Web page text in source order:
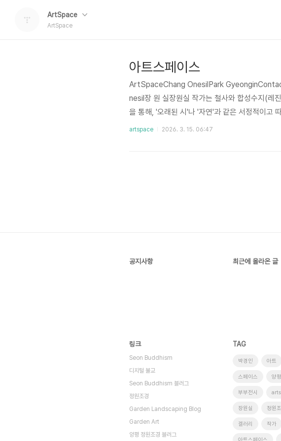
ArtSpace
ArtSpace
아트스페이스
ArtSpaceChang OnesilPark
nesil장 원 실장원실 작가는 철사와 합성수지(레
을 통해, '오래된 시'나 '자연'과 같은 서정적이고
이 "물질적인 재료로 빚어낸 시적인 침묵"이라
artspace 2026. 3. 15. 06:47
공지사항 최근에 올라온 글
링크
Seon Buddhism
디지털 불교
Seon Buddhism 블러그
정원조경
Garden Landscaping Blog
Garden Art
양평 정원조경 블러그
TAG
박경인 아트
스페이스 양
부부전시
장원실 정원
겔러리 작가